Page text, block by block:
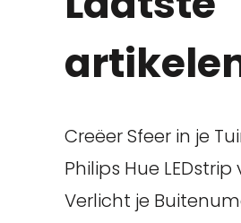
Creëer Sfeer in je
Philips Hue
Verlicht je